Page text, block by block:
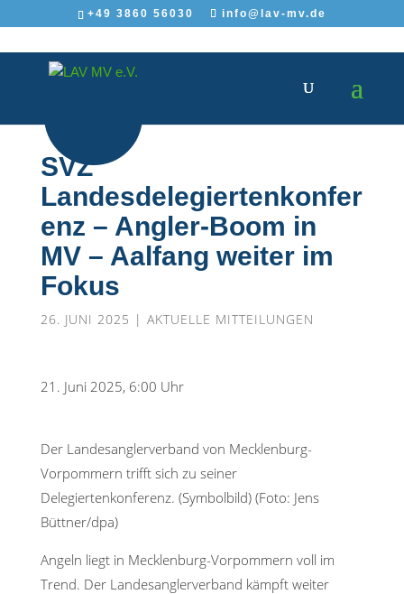
+49 3860 56030 info@lav-mv.de
SVZ
Landesdelegiertenkonfer
enz – Angler-Boom in
MV – Aalfang weiter im
Fokus
26. JUNI 2025 | AKTUELLE MITTEILUNGEN
21. Juni 2025, 6:00 Uhr
Der Landesanglerverband von Mecklenburg-
Vorpommern trifft sich zu seiner
Delegiertenkonferenz. (Symbolbild) (Foto: Jens
Büttner/dpa)
Angeln liegt in Mecklenburg-Vorpommern voll im
Trend. Der Landesanglerverband kämpft weiter